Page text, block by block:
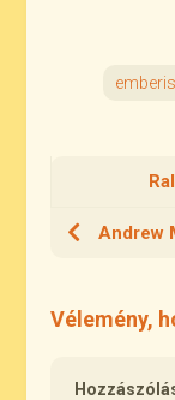
Andrew
Vélemény,